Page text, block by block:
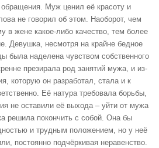
Муж ценил её красоту и
не говорил об этом. Наоборот, чем
в жене какое-либо качество, тем более
Девушка, несмотря на крайне бедное
была наделена чувством собственного
презирала род занятий мужа, и из-
которую он разработал, стала и к
Её натура требовала борьбы,
не оставили её выхода – уйти от мужа
решила покончить с собой. Она бы
и трудным положением, но у неё
постоянно подчёркивая неравенство.